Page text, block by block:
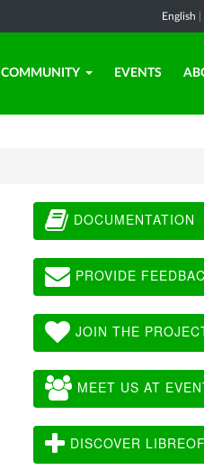
English
COMMUNITY EVENTS
DOCUMENTATION
PROVIDE
JOIN THE
MEET US AT
DISCOVER